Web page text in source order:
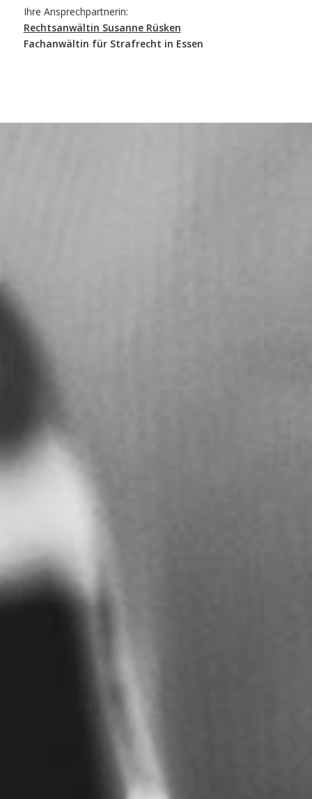
Ihre Ansprechpartnerin:
Rechtsanwältin Susanne Rüsken
Fachanwältin für Strafrecht in Essen